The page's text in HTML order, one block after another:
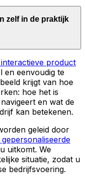
zelf in de praktijk
product
en eenvoudig te
krijgt van hoe
hoe het is
en wat de
kan betekenen.
geleid door
gepersonaliseerde
uitkomt. We
situatie, zodat u
bedrijfsvoering.